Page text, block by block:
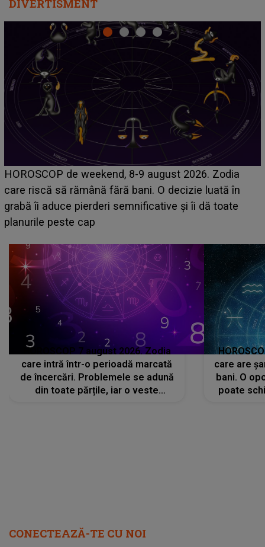
DIVERTISMENT
Emanuel a ținut ACEST DETALIU ASCUNS până
acum! În fața Alexandrei, concurentul din Casa Iubirii
face o MĂRTURISIRE NEAȘTEPTATĂ despre mama
sa: "I-am spus și ei în față, eu nu te iubesc pentru
HOROSCOP 7 august 2026. Zodia
care intră într-o perioadă marcată
de încercări. Problemele se adună
din toate părțile, iar o veste
care are
bani. O
poate
CONECTEAZĂ-TE CU NOI